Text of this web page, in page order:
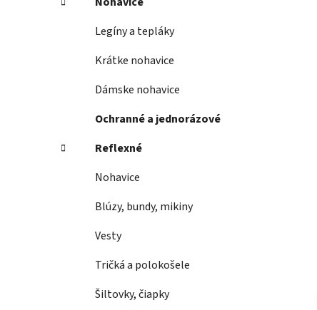
Legíny a tepláky
Krátke nohavice
Dámske nohavice
Ochranné a jednorázové
Reflexné
Nohavice
Blúzy, bundy, mikiny
Vesty
Tričká a polokošele
Šiltovky, čiapky